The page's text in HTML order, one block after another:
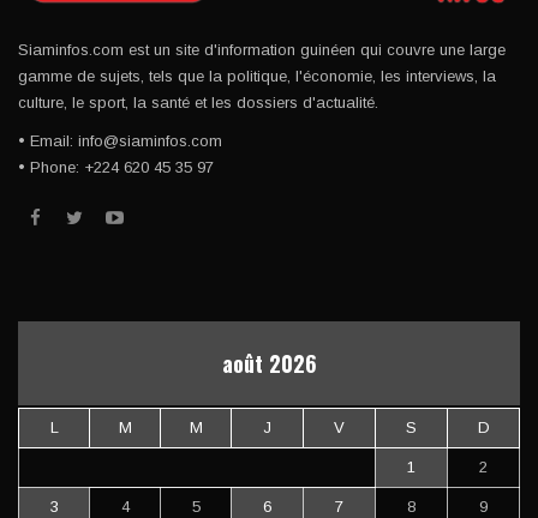
Siaminfos.com est un site d'information guinéen qui couvre une large
gamme de sujets, tels que la politique, l'économie, les interviews, la
culture, le sport, la santé et les dossiers d'actualité.
• Email: info@siaminfos.com
• Phone: +224 620 45 35 97
août 2026
L M M J V S D
1 2
3 4 5 6 7 8 9